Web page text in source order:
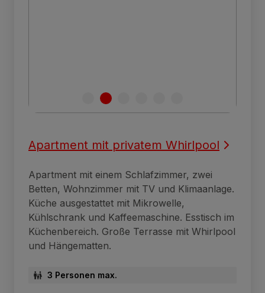
Apartment mit privatem Whirlpool
Apartment mit einem Schlafzimmer, zwei
Betten, Wohnzimmer mit TV und Klimaanlage.
Küche ausgestattet mit Mikrowelle,
Kühlschrank und Kaffeemaschine. Esstisch im
Küchenbereich. Große Terrasse mit Whirlpool
und Hängematten.
3 Personen max.